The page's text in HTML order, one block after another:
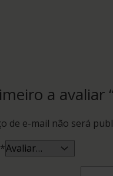
a avaliar
de e-mail não será
*